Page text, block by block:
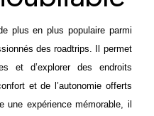
plus en plus populaire parmi
des roadtrips. Il permet
et d’explorer des endroits
et de l’autonomie offerts
une expérience mémorable, il